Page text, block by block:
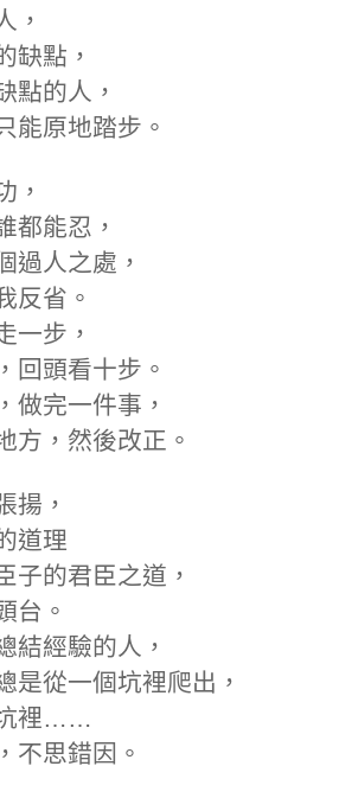
，
缺點，
點的人，
能原地踏步。
，
都能忍，
過人之處，
反省。
一步，
回頭看十步。
做完一件事，
方，然後改正。
揚，
道理
子的君臣之道，
台。
結經驗的人，
是從一個坑裡爬出，
坑裡……
不思錯因。